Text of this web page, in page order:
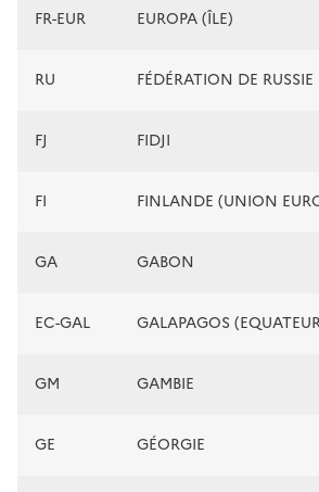
FR-EUR EUROPA (ÎLE)
RU FÉDÉRATION DE RUSSIE
FJ FIDJI
FI FINLANDE (UNION
GA GABON
EC-GAL GALAPAGOS
GM GAMBIE
GE GÉORGIE